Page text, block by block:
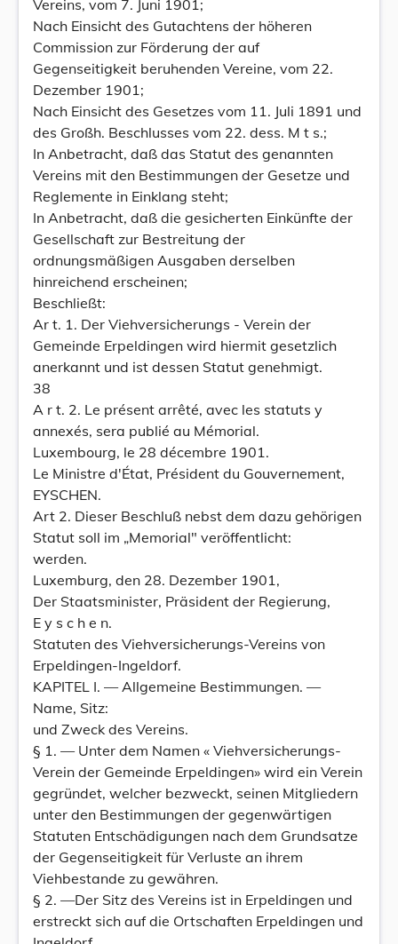
Vereins, vom 7. Juni 1901;
Nach Einsicht des Gutachtens der höheren
Commission zur Förderung der auf
Gegenseitigkeit beruhenden Vereine, vom 22.
Dezember 1901;
Nach Einsicht des Gesetzes vom 11. Juli 1891 und
des Großh. Beschlusses vom 22. dess. M t s.;
In Anbetracht, daß das Statut des genannten
Vereins mit den Bestimmungen der Gesetze und
Reglemente in Einklang steht;
In Anbetracht, daß die gesicherten Einkünfte der
Gesellschaft zur Bestreitung der
ordnungsmäßigen Ausgaben derselben
hinreichend erscheinen;
Beschließt:
Ar t. 1. Der Viehversicherungs - Verein der
Gemeinde Erpeldingen wird hiermit gesetzlich
anerkannt und ist dessen Statut genehmigt.
38
A r t. 2. Le présent arrêté, avec les statuts y
annexés, sera publié au Mémorial.
Luxembourg, le 28 décembre 1901.
Le Ministre d'État, Président du Gouvernement,
EYSCHEN.
Art 2. Dieser Beschluß nebst dem dazu gehörigen
Statut soll im „Memorial" veröffentlicht:
werden.
Luxemburg, den 28. Dezember 1901,
Der Staatsminister, Präsident der Regierung,
E y s c h e n.
Statuten des Viehversicherungs-Vereins von
Erpeldingen-Ingeldorf.
KAPITEL I. — Allgemeine Bestimmungen. —
Name, Sitz:
und Zweck des Vereins.
§ 1. — Unter dem Namen « Viehversicherungs-
Verein der Gemeinde Erpeldingen» wird ein Verein
gegründet, welcher bezweckt, seinen Mitgliedern
unter den Bestimmungen der gegenwärtigen
Statuten Entschädigungen nach dem Grundsatze
der Gegenseitigkeit für Verluste an ihrem
Viehbestande zu gewähren.
§ 2. —Der Sitz des Vereins ist in Erpeldingen und
erstreckt sich auf die Ortschaften Erpeldingen und